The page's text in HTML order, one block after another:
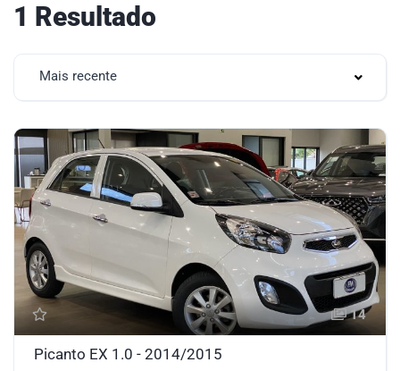
1 Resultado
Mais recente
14
Picanto EX 1.0 - 2014/2015